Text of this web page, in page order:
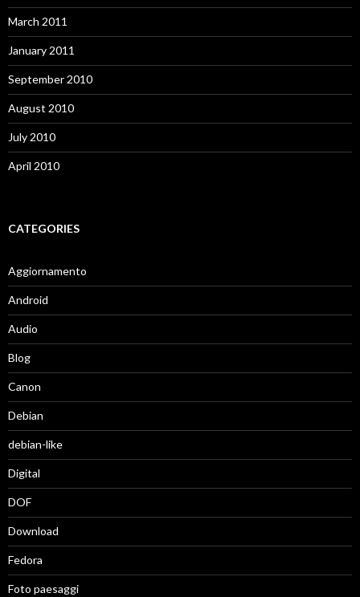
March 2011
January 2011
September 2010
August 2010
July 2010
April 2010
CATEGORIES
Aggiornamento
Android
Audio
Blog
Canon
Debian
debian-like
Digital
DOF
Download
Fedora
Foto paesaggi